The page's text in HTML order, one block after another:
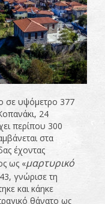
σε υψόμετρο 377
24
περίπου 300
στα
έχοντας
ως «μαρτυρικό
γνώρισε τη
και κάηκε
θάνατο ως